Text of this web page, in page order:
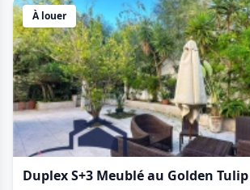
À louer
Duplex S+3 Meublé au Golden